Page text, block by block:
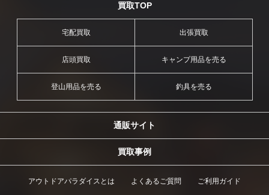
買取TOP
宅配買取 出張買取
店頭買取 キャンプ用品を売る
登山用品を売る 釣具を売る
通販サイト
買取事例
アウトドアパラダイスとは よくあるご質問 ご利用ガイド